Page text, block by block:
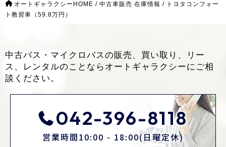
オートギャラクシーHOME / 中古車販売 在庫情報 / トヨタコンフォー
ト教習車（59.8万円）
中古バス・マイクロバスの販売、買い取り、リー
ス、レンタルのことなら オートギャラクシーにご相
談ください。
042-396-8118
営業時間10:00 - 18:00(日曜定休)